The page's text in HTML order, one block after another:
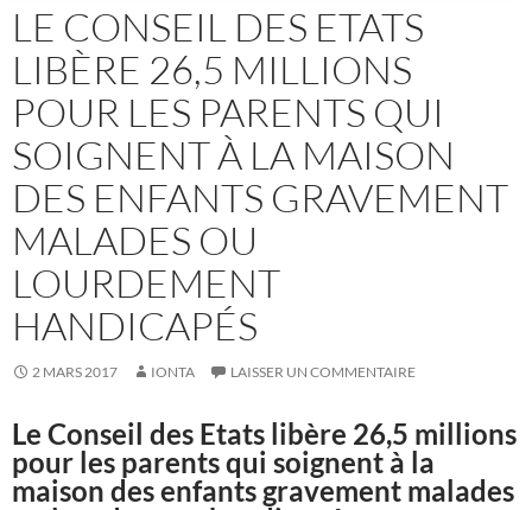
LE CONSEIL DES ETATS
LIBÈRE 26,5 MILLIONS
POUR LES PARENTS QUI
SOIGNENT À LA MAISON
DES ENFANTS GRAVEMENT
MALADES OU
LOURDEMENT
HANDICAPÉS
2 MARS 2017 IONTA LAISSER UN COMMENTAIRE
Le Conseil des Etats libère 26,5 millions
pour les parents qui soignent à la
maison des enfants gravement malades